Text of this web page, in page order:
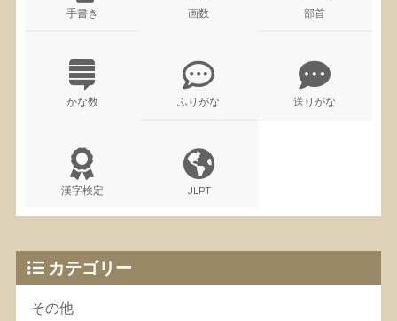
手書き 画数 部首
かな数 ふりがな 送りがな
漢字検定 JLPT
カテゴリー
その他